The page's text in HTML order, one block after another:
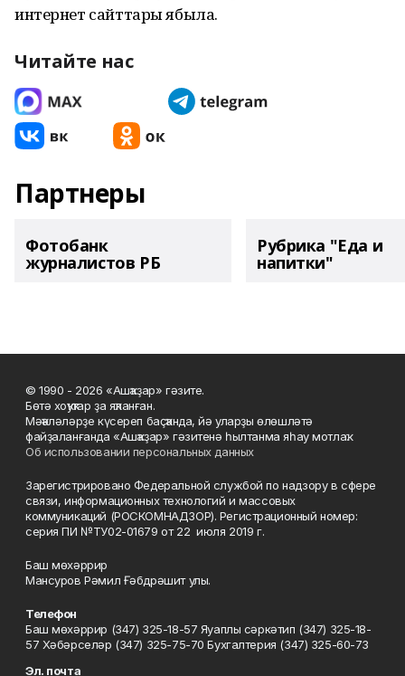
интернет сайттары ябыла.
Читайте нас
Партнеры
Фотобанк
журналистов РБ
Рубрика "Еда и
напитки"
© 1990 - 2026 «Ашҡаҙар» гәзите.
Бөтә хоҡуҡтар ҙа яҡланған.
Мәҡәләләрҙе күсереп баҫҡанда, йә уларҙы өлөшләтә
файҙаланғанда «Ашҡаҙар» гәзитенә һылтанма яһау мотлаҡ.
Об использовании персональных данных
Зарегистрировано Федеральной службой по надзору в сфере
связи, информационных технологий и массовых
коммуникаций (РОСКОМНАДЗОР). Регистрационный номер:
серия ПИ №ТУ02-01679 от 22 июля 2019 г.
Баш мөхәррир
Мансуров Рәмил Ғәбдрәшит улы.
Телефон
Баш мөхәррир (347) 325-18-57 Яуаплы сәркәтип (347) 325-18-
57 Хәбәрселәр (347) 325-75-70 Бухгалтерия (347) 325-60-73
Эл. почта